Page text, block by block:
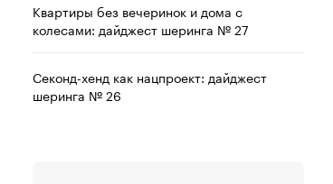
Квартиры без вечеринок и дома с
колесами: дайджест шеринга № 27
Секонд-хенд как нацпроект: дайджест
шеринга № 26